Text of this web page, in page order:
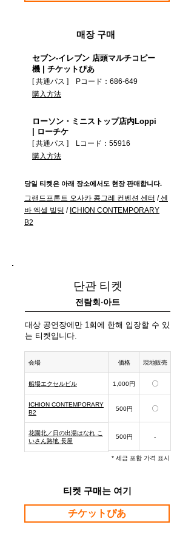
매장 구매
セブン-イレブン 店頭マルチコピー
機 | チケットぴあ
[ 共通パス ] Pコード：686-649
購入方法
ローソン・ミニストップ店内Loppi
​ローチケ
[ 共通パス ] Lコード：55916
購入方法
당일 티켓은 아래 장소에서도 현장 판매합니다.
그랜드프론트 오사카 콩그레 컨벤션 센터 /센
바 엑셀 빌딩 / ICHION CONTEMPORARY
B2
단관 티켓
전람회·아트
대상 공연장에만 1회에 한해 입장할 수 있
는 티켓입니다.
​会場
船場エクセルビル
価格
1,000円
現地販売
◯
ICHION CONTEMPORARY
B2
花園北／日の出湯はなれ こ
いさん路地 長屋
500円
500円
◯
-
* 세금 포함 가격 표시
티켓 구매는 여기
チケットぴあ